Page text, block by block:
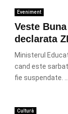
Eveniment
Veste
declarata
Ministerul
cand este
fie suspendate. ...
Cultură